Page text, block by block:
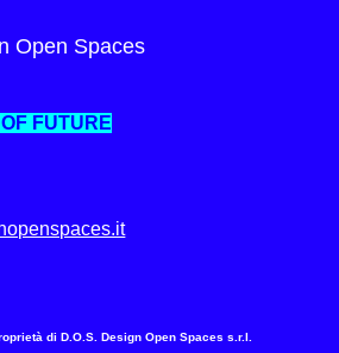
Open Spaces
FUTURE
di D.O.S. Design Open Spaces s.r.l.